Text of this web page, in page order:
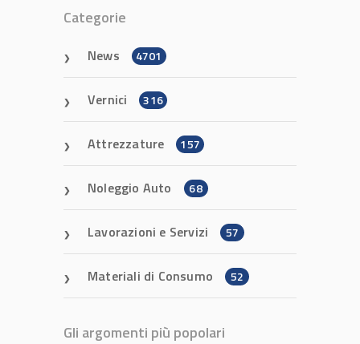
Categorie
News 4701
Vernici 316
Attrezzature 157
Noleggio Auto 68
Lavorazioni e Servizi 57
Materiali di Consumo 52
Gli argomenti più popolari